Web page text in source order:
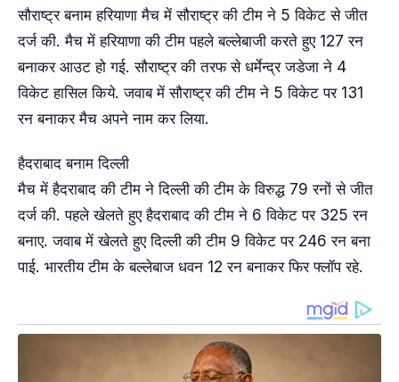
सौराष्ट्र बनाम हरियाणा मैच में सौराष्ट्र की टीम ने 5 विकेट से जीत
दर्ज की. मैच में हरियाणा की टीम पहले बल्लेबाजी करते हुए 127 रन
बनाकर आउट हो गई. सौराष्ट्र की तरफ से धर्मेन्द्र जडेजा ने 4
विकेट हासिल किये. जवाब में सौराष्ट्र की टीम ने 5 विकेट पर 131
रन बनाकर मैच अपने नाम कर लिया.
हैदराबाद बनाम दिल्ली
मैच में हैदराबाद की टीम ने दिल्ली की टीम के विरुद्ध 79 रनों से जीत
दर्ज की. पहले खेलते हुए हैदराबाद की टीम ने 6 विकेट पर 325 रन
बनाए. जवाब में खेलते हुए दिल्ली की टीम 9 विकेट पर 246 रन बना
पाई. भारतीय टीम के बल्लेबाज धवन 12 रन बनाकर फिर फ्लॉप रहे.